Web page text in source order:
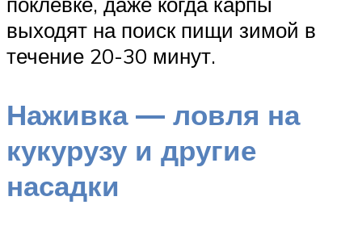
выходят на поиск пищи зимой в
течение 20-30 минут.
Наживка — ловля на
кукурузу и другие
насадки